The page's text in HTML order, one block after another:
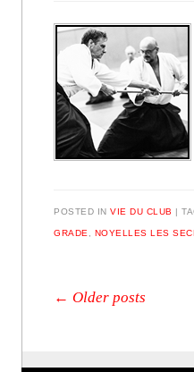
POSTED INVIE DU CLUB
GRADE NOYELLES LES
Post
← Older posts